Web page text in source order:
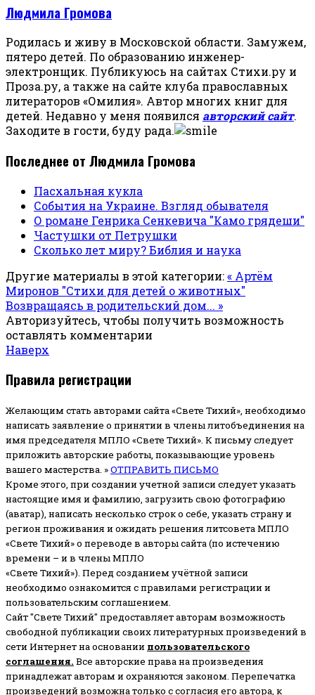
Людмила Громова
Родилась и живу в Московской области. Замужем,
пятеро детей. По образованию инженер-
электронщик. Публикуюсь на сайтах Стихи.ру и
Проза.ру, а также на сайте клуба православных
литераторов «Омилия». Автор многих книг для
детей. Недавно у меня появился авторский сайт.
Заходите в гости, буду рада.
Последнее от Людмила Громова
Пасхальная кукла
События на Украине. Взгляд обывателя
О романе Генрика Сенкевича "Камо грядеши"
Частушки от Петрушки
Сколько лет миру? Библия и наука
Другие материалы в этой категории:« Артём
Миронов "Стихи для детей о животных"
Возвращаясь в родительский дом... »
Авторизуйтесь, чтобы получить возможность
оставлять комментарии
Наверх
Правила регистрации
Желающим стать авторами сайта «Свете Тихий», необходимо
написать заявление о принятии в члены литобъединения на
имя председателя МПЛО «Свете Тихий». К письму следует
приложить авторские работы, показывающие уровень
вашего мастерства. »ОТПРАВИТЬ ПИСЬМО
Кроме этого, при создании учетной записи следует указать
настоящие имя и фамилию, загрузить свою фотографию
(аватар), написать несколько строк о себе, указать страну и
регион проживания и ожидать решения литсовета МПЛО
«Свете Тихий» о переводе в авторы сайта (по истечению
времени – и в члены МПЛО
«Свете Тихий»). Перед созданием учётной записи
необходимо ознакомится с правилами регистрации и
пользовательским соглашением.
Сайт "Свете Тихий" предоставляет авторам возможность
свободной публикации своих литературных произведений в
сети Интернет на основании пользовательского
соглашения. Все авторские права на произведения
принадлежат авторам и охраняются законом. Перепечатка
произведений возможна только с согласия его автора, к